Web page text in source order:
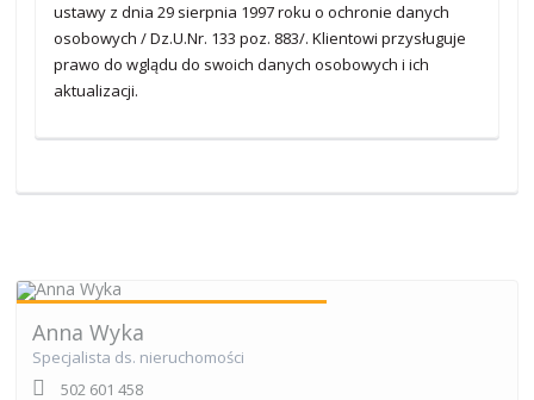
ustawy z dnia 29 sierpnia 1997 roku o ochronie danych
osobowych / Dz.U.Nr. 133 poz. 883/. Klientowi przysługuje
prawo do wglądu do swoich danych osobowych i ich
aktualizacji.
Anna Wyka
Specjalista ds. nieruchomości
502 601 458